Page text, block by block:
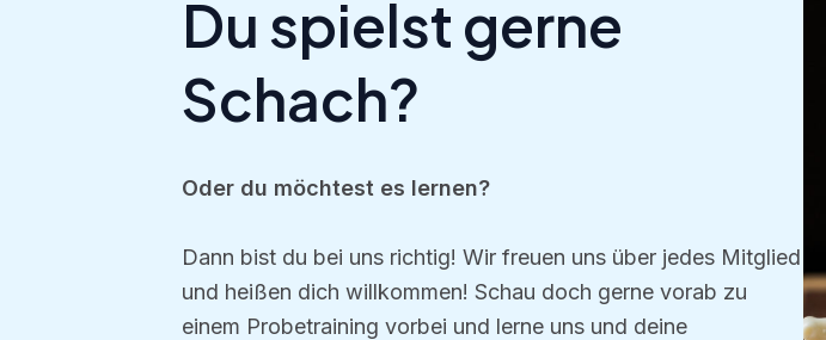
Du spielst gerne
Schach?
Oder du möchtest es lernen?
Dann bist du bei uns richtig! Wir freuen uns über jedes Mitglied
und heißen dich willkommen! Schau doch gerne vorab zu
einem Probetraining vorbei und lerne uns und deine